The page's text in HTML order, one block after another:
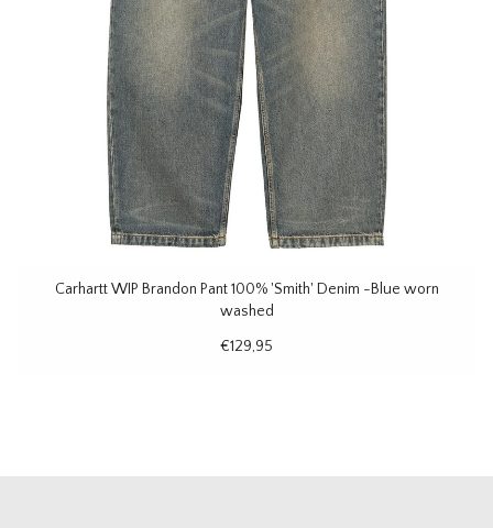
Carhartt WIP Brandon Pant 100% 'Smith' Denim -Blue worn
washed
€129,95